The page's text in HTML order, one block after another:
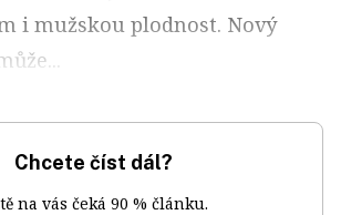
i mužskou plodnost. Nový
Chcete číst dál?
na vás čeká 90 % článku.